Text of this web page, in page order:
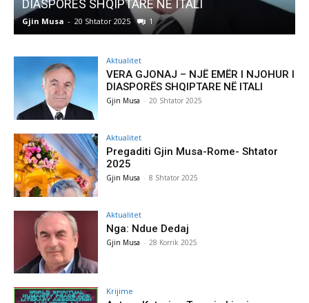
Pregaditi Gjin Musa-Rome- Shtator 2025
Gjin Musa - 8 Shtator 2025 0
Aktualitet
VERA GJONAJ – NJË EMËR I NJOHUR I
DIASPORËS SHQIPTARE NË ITALI
Gjin Musa - 20 Shtator 2025
Aktualitet
Pregaditi Gjin Musa-Rome- Shtator
2025
Gjin Musa - 8 Shtator 2025
Aktualitet
Nga: Ndue Dedaj
Gjin Musa - 28 Korrik 2025
Krijime